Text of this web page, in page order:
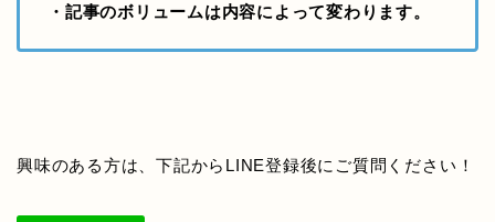
・記事のボリュームは内容によって変わります。
興味のある方は、下記からLINE登録後にご質問ください！